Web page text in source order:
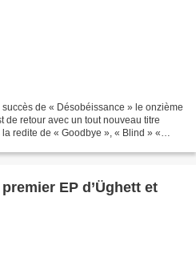
de « Désobéissance » le onzième
de retour avec un tout nouveau titre
redite de « Goodbye », « Blind » «
EP d’Üghett et